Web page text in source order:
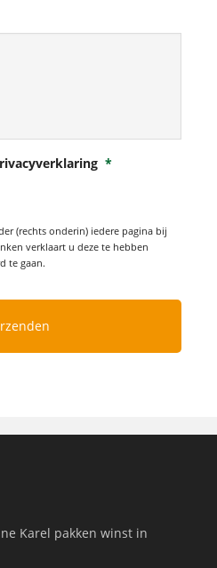
*
(rechts onderin) iedere pagina bij
verklaart u deze te hebben
te gaan.
Karel pakken winst in